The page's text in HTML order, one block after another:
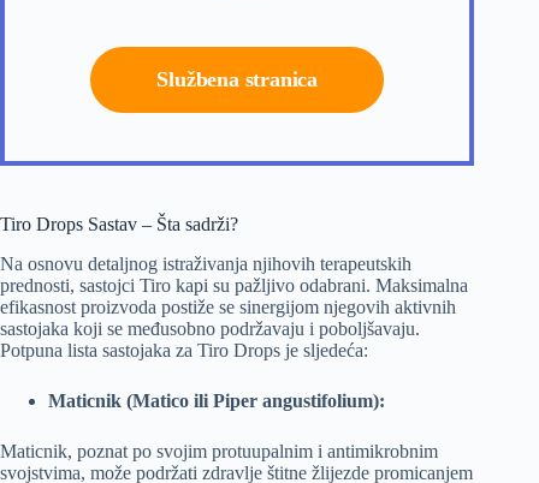
Službena stranica
Tiro Drops Sastav – Šta sadrži?
Na osnovu detaljnog istraživanja njihovih terapeutskih
prednosti, sastojci Tiro kapi su pažljivo odabrani. Maksimalna
efikasnost proizvoda postiže se sinergijom njegovih aktivnih
sastojaka koji se međusobno podržavaju i poboljšavaju.
Potpuna lista sastojaka za Tiro Drops je sljedeća:
Maticnik (Matico ili Piper angustifolium):
Maticnik, poznat po svojim protuupalnim i antimikrobnim
svojstvima, može podržati zdravlje štitne žlijezde promicanjem